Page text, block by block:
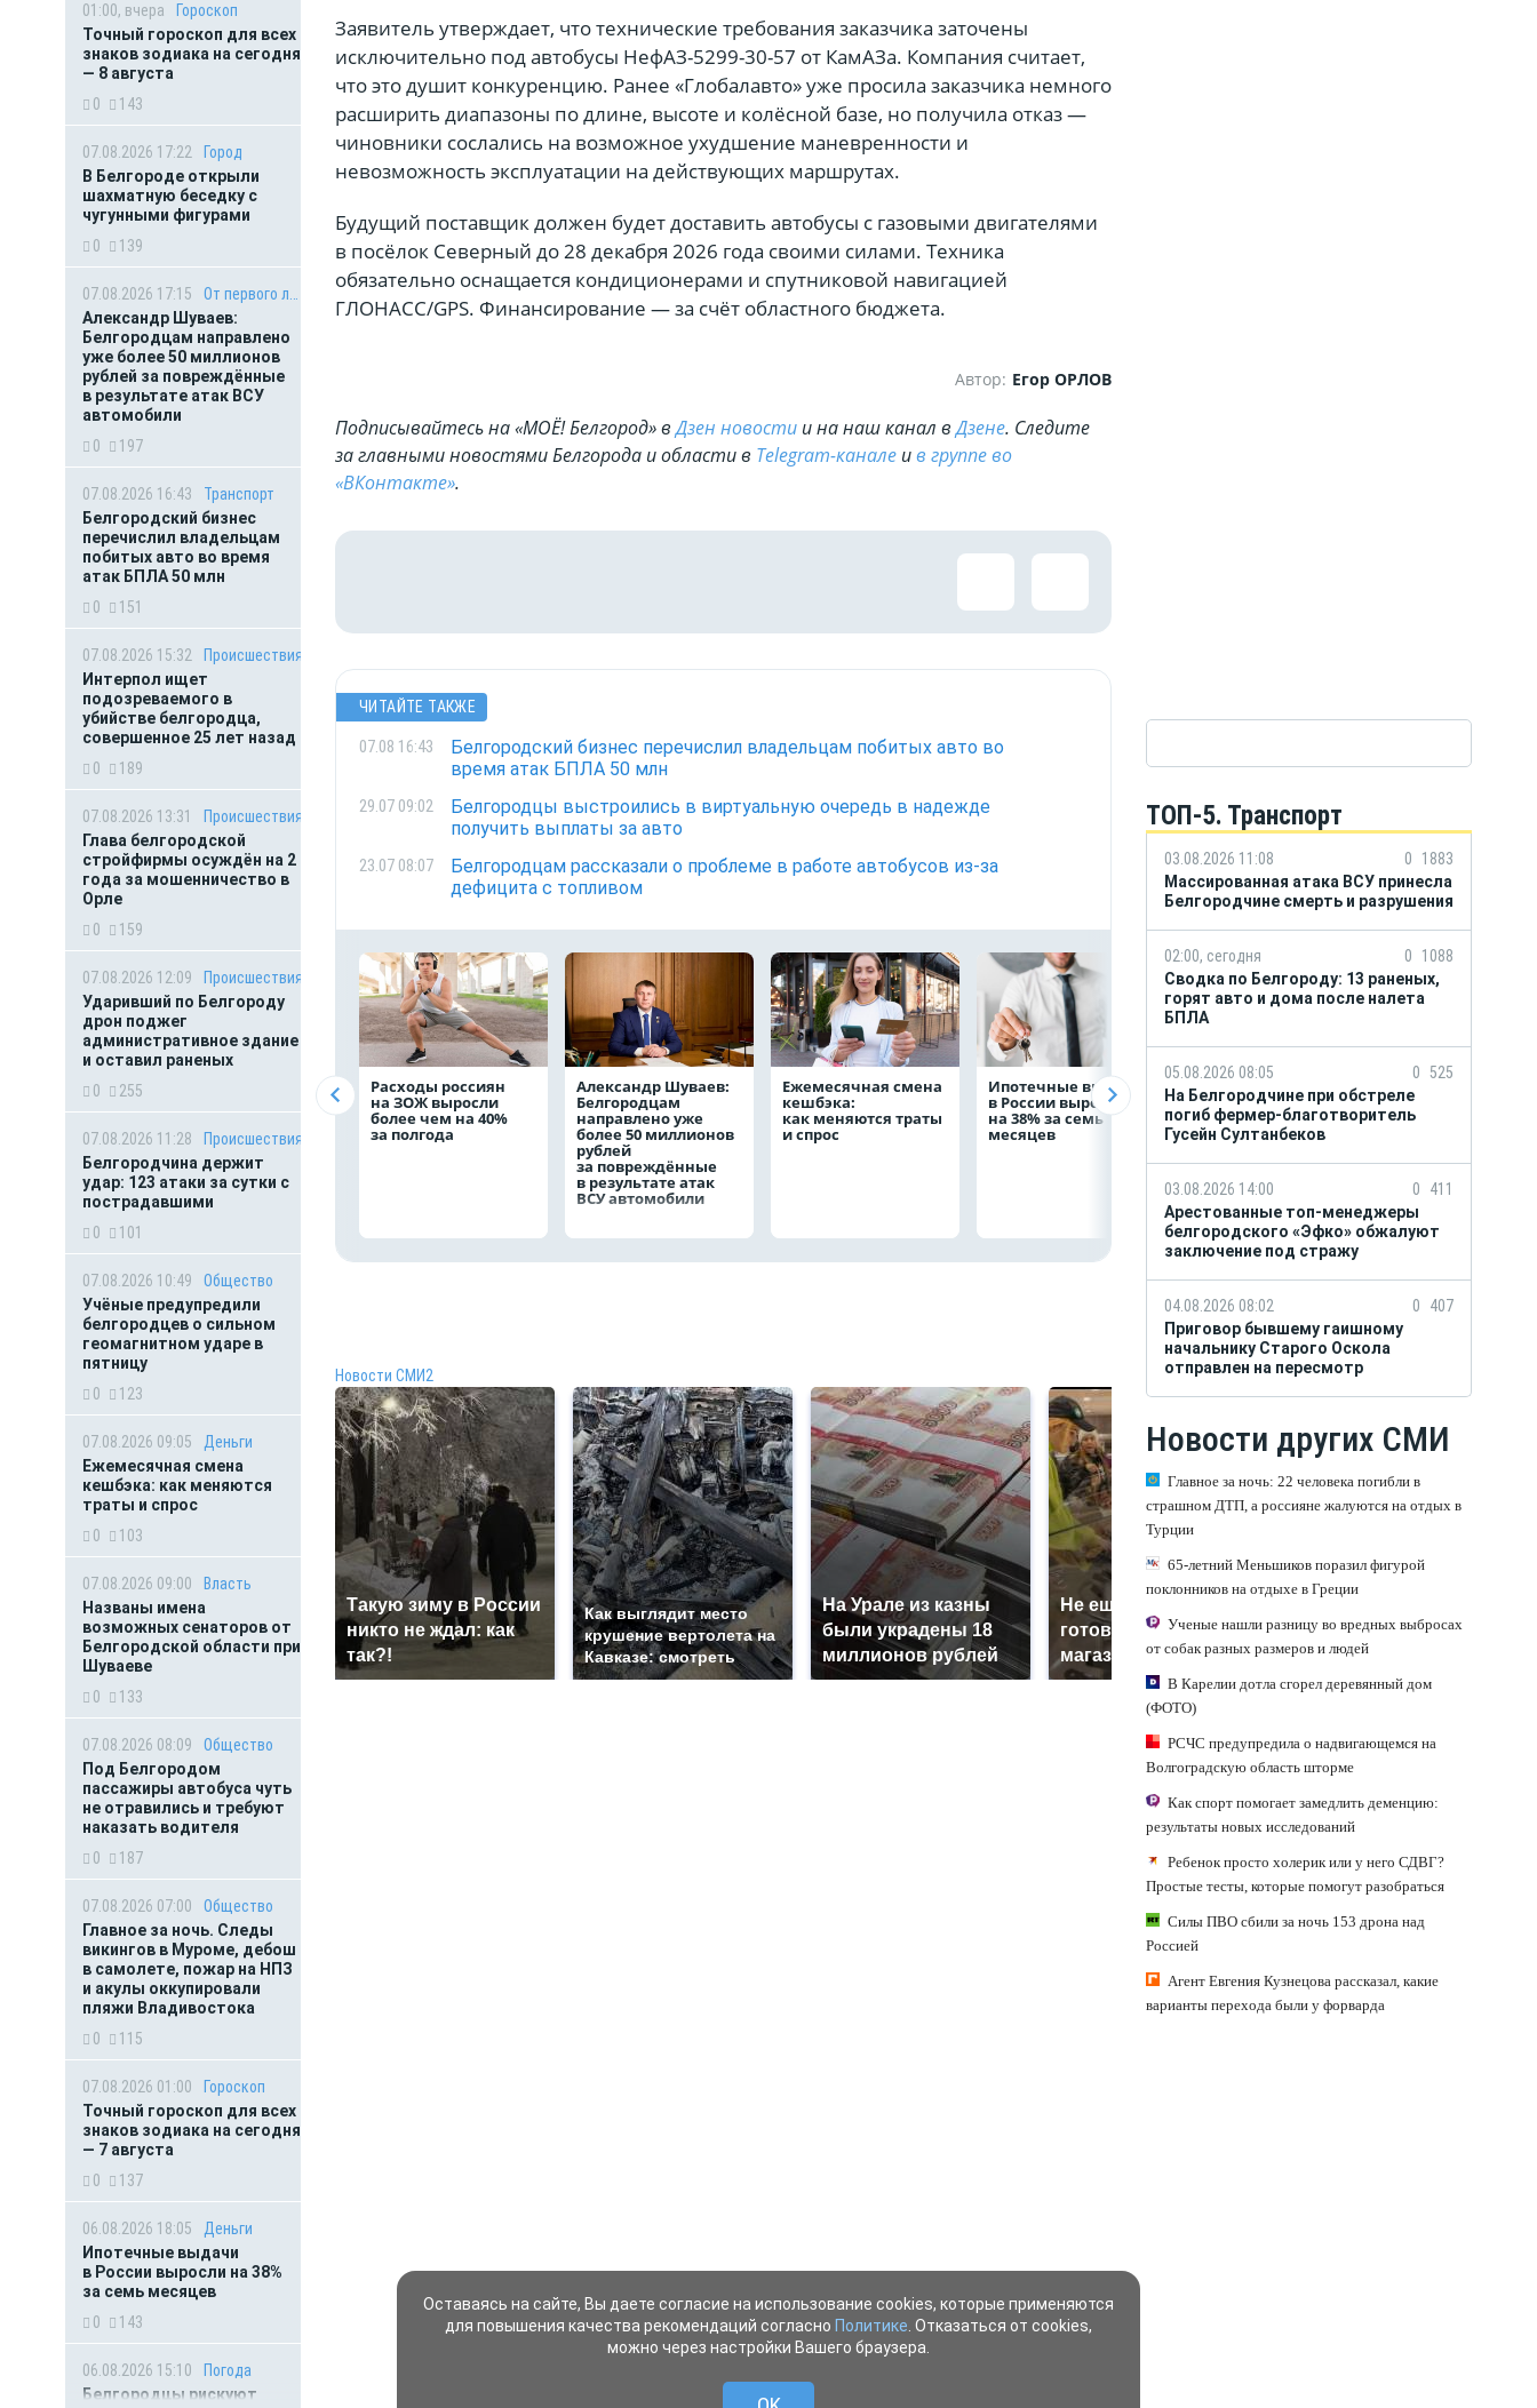
01:00, вчера
Гороскоп
Точный гороскоп для всех
знаков зодиака на сегодня
— 8 августа
0
143
07.08.2026 17:22
Город
В Белгороде открыли
шахматную беседку с
чугунными фигурами
0
139
07.08.2026 17:15
Александр Шуваев:
Белгородцам направлено
уже более 50 миллионов
рублей за повреждённые
в результате атак ВСУ
автомобили
0
197
07.08.2026 16:43
Транспорт
Белгородский бизнес
перечислил владельцам
побитых авто во время
атак БПЛА 50 млн
0
151
07.08.2026 15:32
Происшествия
Интерпол ищет
подозреваемого в
убийстве белгородца,
совершенное 25 лет назад
0
189
07.08.2026 13:31
Происшествия
Глава белгородской
стройфирмы осуждён на 2
года за мошенничество в
Орле
0
159
07.08.2026 12:09
Происшествия
Ударивший по Белгороду
дрон поджег
административное здание
и оставил раненых
0
255
07.08.2026 11:28
Происшествия
Белгородчина держит
удар: 123 атаки за сутки с
пострадавшими
0
101
07.08.2026 10:49
Общество
Учёные предупредили
белгородцев о сильном
геомагнитном ударе в
пятницу
0
123
07.08.2026 09:05
Деньги
Ежемесячная смена
кешбэка: как меняются
траты и спрос
0
103
07.08.2026 09:00
Власть
Названы имена
возможных сенаторов от
Белгородской области при
Шуваеве
0
133
07.08.2026 08:09
Общество
Под Белгородом
пассажиры автобуса чуть
не отравились и требуют
наказать водителя
0
187
07.08.2026 07:00
Общество
Главное за ночь. Следы
викингов в Муроме, дебош
в самолете, пожар на НПЗ
и акулы оккупировали
пляжи Владивостока
0
115
07.08.2026 01:00
Гороскоп
Точный гороскоп для всех
знаков зодиака на сегодня
— 7 августа
0
137
06.08.2026 18:05
Деньги
Ипотечные выдачи
в России выросли на 38%
за семь месяцев
0
143
06.08.2026 15:10
Погода
Белгородцы рискуют
Заявитель утверждает, что технические требования заказчика заточены
исключительно под автобусы НефАЗ-5299-30-57 от КамАЗа. Компания считает,
что это душит конкуренцию. Ранее «Глобалавто» уже просила заказчика немного
расширить диапазоны по длине, высоте и колёсной базе, но получила отказ —
чиновники сослались на возможное ухудшение маневренности и
невозможность эксплуатации на действующих маршрутах.
Будущий поставщик должен будет доставить автобусы с газовыми двигателями
в посёлок Северный до 28 декабря 2026 года своими силами. Техника
обязательно оснащается кондиционерами и спутниковой навигацией
ГЛОНАСС/GPS. Финансирование — за счёт областного бюджета.
Автор: Егор ОРЛОВ
Подписывайтесь на «МОЁ! Белгород» вДзен новости и на наш канал вДзене. Cледите
за главными новостями Белгорода и области в Telegram-канале ив группе во
«ВКонтакте».
ЧИТАЙТЕ ТАКЖЕ
07.08 16:43
Белгородский бизнес перечислил владельцам побитых авто во
время атак БПЛА 50 млн
29.07 09:02
Белгородцы выстроились в виртуальную очередь в надежде
получить выплаты за авто
23.07 08:07
Белгородцам рассказали о проблеме в работе автобусов из-за
дефицита с топливом
Расходы россиян
на ЗОЖ выросли
более чем на 40%
за полгода
Александр Шуваев:
Белгородцам
направлено уже
более 50 миллионов
рублей
за повреждённые
в результате атак
ВСУ автомобили
Ежемесячная смена
кешбэка:
как меняются траты
и спрос
Ипотечные выдачи
в России выросли
на 38% за семь
месяцев
Президент России
Владимир Путин
провёл рабочую
встречу с врио
губернатора
Белгородской
области
Александром
Шуваевым
белгородской
фирмы увел у
Новости СМИ2
Такую зиму в России
никто не ждал: как
так?!
Как выглядит место
крушение вертолета на
Кавказе: смотреть
На Урале из казны
были украдены 18
миллионов рублей
Не ешьте эту
готовую еду из
магазина: список
жестокое убийство
криптомиллионера
ТОП-5. Транспорт
03.08.2026 11:08 0
1883
Массированная атака ВСУ принесла
Белгородчине смерть и разрушения
02:00, сегодня 0
1088
Сводка по Белгороду: 13 раненых,
горят авто и дома после налета
БПЛА
05.08.2026 08:05 0 525
На Белгородчине при обстреле
погиб фермер-благотворитель
Гусейн Султанбеков
03.08.2026 14:00 0
411
Арестованные топ-менеджеры
белгородского «Эфко» обжалуют
заключение под стражу
04.08.2026 08:02 0
407
Приговор бывшему гаишному
начальнику Старого Оскола
отправлен на пересмотр
Новости других СМИ
Главное за ночь: 22 человека погибли в
страшном ДТП, а россияне жалуются на отдых в
Турции
65-летний Меньшиков поразил фигурой
поклонников на отдыхе в Греции
Ученые нашли разницу во вредных выбросах
от собак разных размеров и людей
В Карелии дотла сгорел деревянный дом
(ФОТО)
РСЧС предупредила о надвигающемся на
Волгоградскую область шторме
Как спорт помогает замедлить деменцию:
результаты новых исследований
Ребенок просто холерик или у него СДВГ?
Простые тесты, которые помогут разобраться
Силы ПВО сбили за ночь 153 дрона над
Россией
Агент Евгения Кузнецова рассказал, какие
варианты перехода были у форварда
Оставаясь на сайте, Вы даете согласие на использование cookies, которые применяются
для повышения качества рекомендаций согласно Политике . Отказаться от cookies,
можно через настройки Вашего браузера.